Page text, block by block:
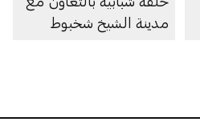
مدينة الشيخ شخبوط